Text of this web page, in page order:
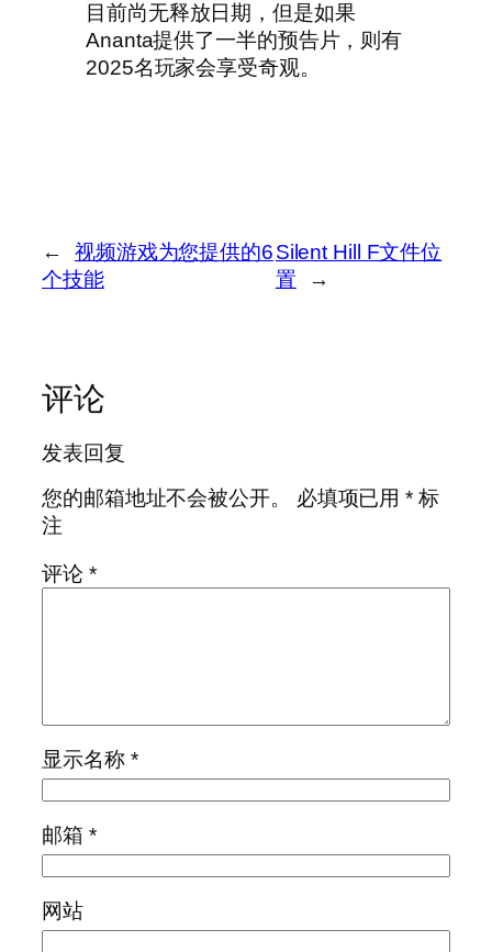
目前尚无释放日期，但是如果
Ananta提供了一半的预告片，则有
2025名玩家会享受奇观。
←
视频游戏为您提供的6
个技能
Silent Hill F文件位
置
→
评论
发表回复
您的邮箱地址不会被公开。
必填项已用* 标
注
评论 *
显示名称 *
邮箱 *
网站